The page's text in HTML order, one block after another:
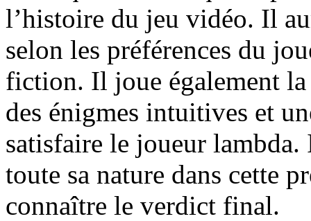
l’histoire du jeu vidéo. Il
selon les préférences du
fiction. Il joue également la
des énigmes intuitives et
satisfaire le joueur
toute sa nature dans cette
connaître le verdict final.